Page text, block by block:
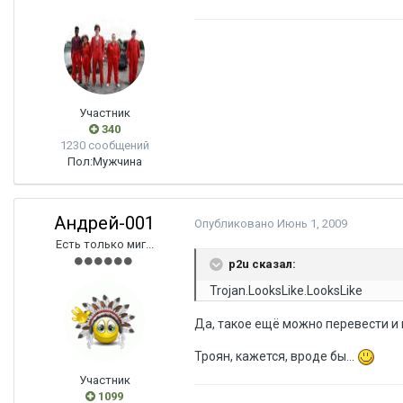
Участник
340
1230 сообщений
Пол:Мужчина
Андрей-001
Есть только миг...
Участник
1099
Опубликовано Июнь 1, 2009
p2u сказал:
Trojan.LooksLike.LooksLike
Да, такое ещё можно перевести и
Троян, кажется, вроде бы...